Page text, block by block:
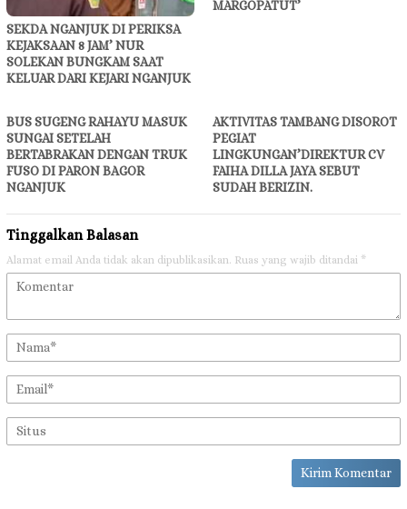
SEKDA NGANJUK DI PERIKSA
KEJAKSAAN 8 JAM’ NUR
SOLEKAN BUNGKAM SAAT
KELUAR DARI KEJARI NGANJUK
MARGOPATUT’
BUS SUGENG RAHAYU MASUK
SUNGAI SETELAH
BERTABRAKAN DENGAN TRUK
FUSO DI PARON BAGOR
NGANJUK
AKTIVITAS TAMBANG DISOROT
PEGIAT
LINGKUNGAN’DIREKTUR CV
FAIHA DILLA JAYA SEBUT
SUDAH BERIZIN.
Tinggalkan Balasan
Alamat email Anda tidak akan dipublikasikan. Ruas yang wajib ditandai *